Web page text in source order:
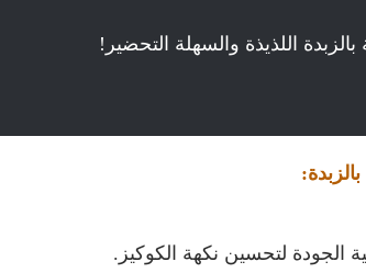
اللذيذة والسهلة التحضير!
الجودة لتحسين نكهة الكوكيز.